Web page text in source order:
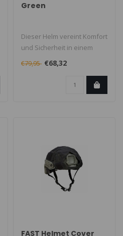
Green
Dieser Helm vereint Komfort
und Sicherheit in einem
stilvollen Design. Mit einem..
€79,95 €68,32
FAST Helmet Cover